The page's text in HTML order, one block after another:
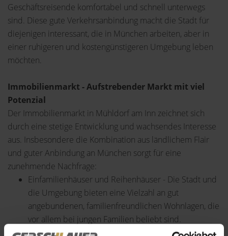
Geschäftsreisende komfortabel und schnell unterwegs
sind. Diese gute Verkehrsanbindung macht die Stadt für
diejenigen interessant, die in München arbeiten, aber in
einer ruhigeren und kostengünstigeren Umgebung leben
möchten.
Immobilienmarkt - Aufstrebender Markt mit viel
Potenzial
Der Immobilienmarkt in Mühldorf am Inn zeichnet sich
durch eine stetige Entwicklung und wachsendes Interesse
aus. Insbesondere die Kombination aus ländlichem Flair
und guter Anbindung an München sorgt für eine
zunehmende Nachfrage:
Einfamilienhäuser und Reihenhäuser - Die Stadt und
die Umgebung bieten eine Vielzahl an gut
angebundenen, familienfreundlichen Wohnlagen, die
vor allem bei jungen Familien beliebt sind.
Neubauprojekte und Modernisierungen - In den